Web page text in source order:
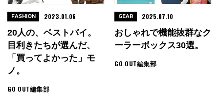
20人の、ベストバイ。
目利きたちが選んだ、
「買ってよかった」モ
ノ。
GO OUT編集部
FASHION 2023.01.06
おしゃれで機能抜群なク
ーラーボックス30選。
GO OUT編集部
GEAR 2025.07.10